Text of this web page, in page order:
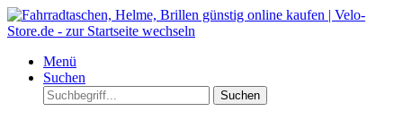
Menü
Suchen
Suchen